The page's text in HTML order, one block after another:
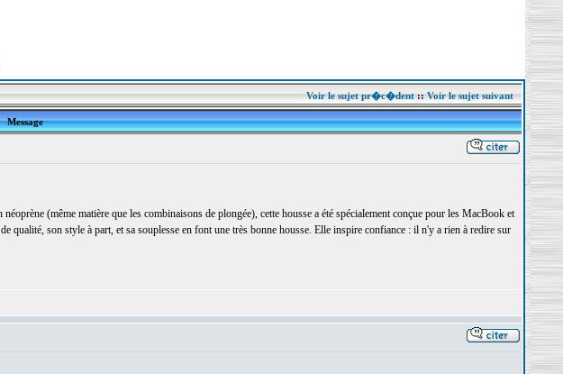
Voir le sujet pr�c�dent::Voir le sujet suivant
Message
(même matière que les combinaisons de plongée), cette housse a été spécialement conçue pour les MacBook et
son style à part, et sa souplesse en font une très bonne housse. Elle inspire confiance : il n'y a rien à redire sur